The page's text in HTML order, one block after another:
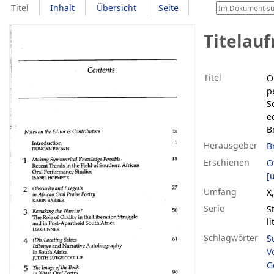
Titel Inhalt Übersicht Seite
Titel
Herausgeber
Erschienen
Umfang
Serie
Schlagwörter